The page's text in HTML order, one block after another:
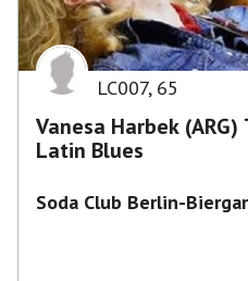
LC007, 65
Vanesa Harbek
Latin Blues
Soda Club Berlin-